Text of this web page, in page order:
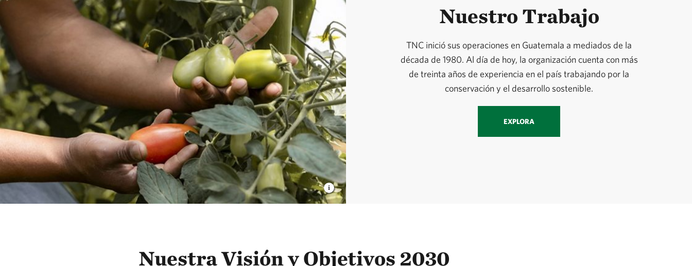
Nuestro Trabajo
TNC inició sus operaciones en Guatemala a mediados de la
década de 1980. Al día de hoy, la organización cuenta con más
de treinta años de experiencia en el país trabajando por la
conservación y el desarrollo sostenible.
EXPLORA
Nuestra Visión y Objetivos 2030